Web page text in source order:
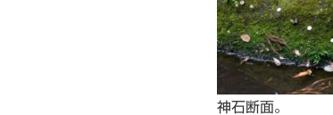
神石断面。